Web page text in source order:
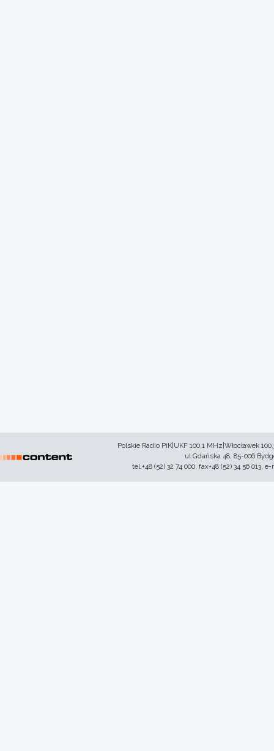
Polskie Radio PiK|UKF 100,1 MHz|Włocławek
ul.Gdańska 48, 85-006
tel.+48 (52) 32 74 000, fax+48 (52) 34 56 013,